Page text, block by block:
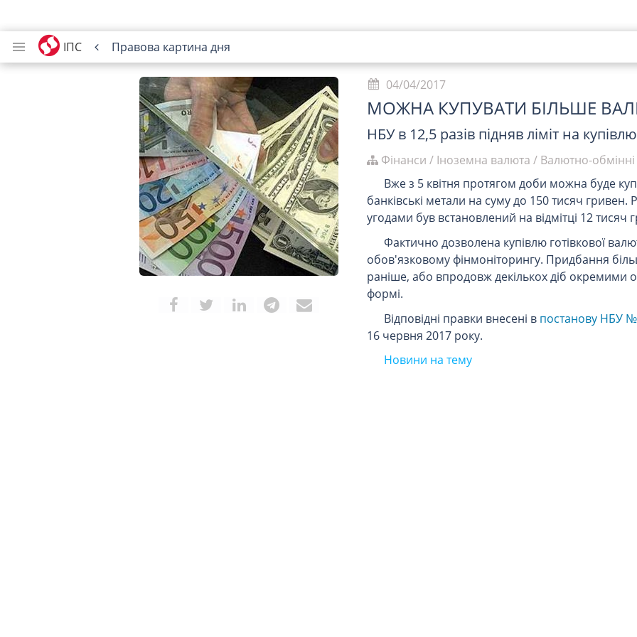
ІПС Правова картина дня
04/04/2017
МОЖНА КУПУВАТИ БІЛЬШЕ
НБУ в 12,5 разів підняв ліміт на
Фінанси / Іноземна валюта / Валютно-обмінні
Вже з 5 квітня протягом доби можна буде
банківські метали на суму до 150 тисяч гривен.
угодами був встановлений на відмітці 12 тисяч
Фактично дозволена купівлю готівкової
обов'язковому фінмоніторингу. Придбання
раніше, або впродовж декількох діб окремими
формі.
Відповідні правки внесені в постанову НБУ №
16 червня 2017 року.
Новини на тему